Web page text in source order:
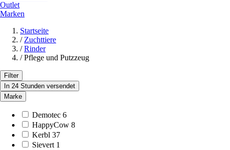
Outlet
Marken
Startseite
/ Zuchttiere
/ Rinder
/ Pflege und Putzzeug
Filter
In 24 Stunden versendet
Marke
Demotec 6
HappyCow 8
Kerbl 37
Sievert 1